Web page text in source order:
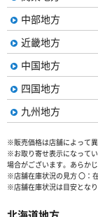
中部地方
近畿地方
中国地方
四国地方
九州地方
※販売価格は店舗によって
※お取り寄せ表示になって
場合がございます。あらか
※店舗在庫状況の見方 〇：
※店舗在庫状況は目安とな